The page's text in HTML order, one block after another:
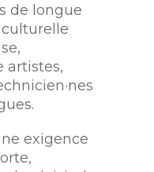
de longue
artistes,
exigence